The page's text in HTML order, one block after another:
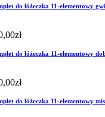
do łóżeczka 11-elementowy
zł
do łóżeczka 11-elementowy
zł
do łóżeczka 11-elementowy